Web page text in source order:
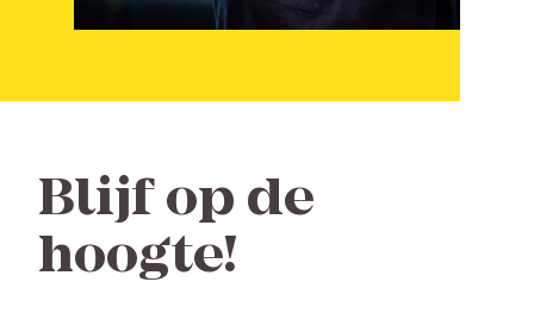
Blijf op de
hoogte!